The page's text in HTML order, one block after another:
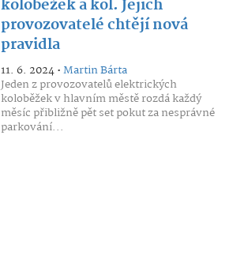
koloběžek a kol. Jejich
provozovatelé chtějí nová
pravidla
11. 6. 2024 •Martin Bárta
Jeden z provozovatelů elektrických
koloběžek v hlavním městě rozdá každý
měsíc přibližně pět set pokut za nesprávné
parkování...